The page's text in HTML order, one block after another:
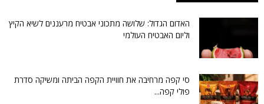
האדום הגדול: שלושה מתכוני אבטיח מרעננים לשיא הקיץ
וליום האבטיח העולמי
סי קפה מרחיבה את חוויית הקפה הביתה ומשיקה סדרת
פולי קפה...